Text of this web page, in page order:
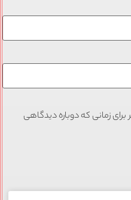
زمانی که دوباره دیدگاهی